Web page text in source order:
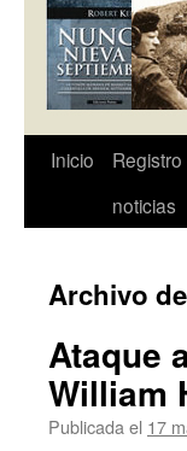
Inicio
noticias
Archivo
Ataque
William
Publicada el 17